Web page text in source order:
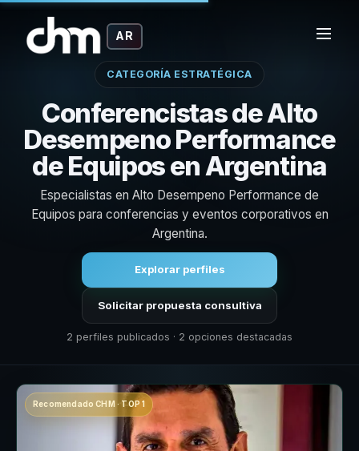
AR
CATEGORÍA ESTRATÉGICA
Conferencistas de Alto
Desempeno Performance
de Equipos en Argentina
Especialistas en Alto Desempeno Performance de
Equipos para conferencias y eventos corporativos en
Argentina.
Explorar perfiles
Solicitar propuesta consultiva
2 perfiles publicados · 2 opciones destacadas
Recomendado CHM · TOP 1